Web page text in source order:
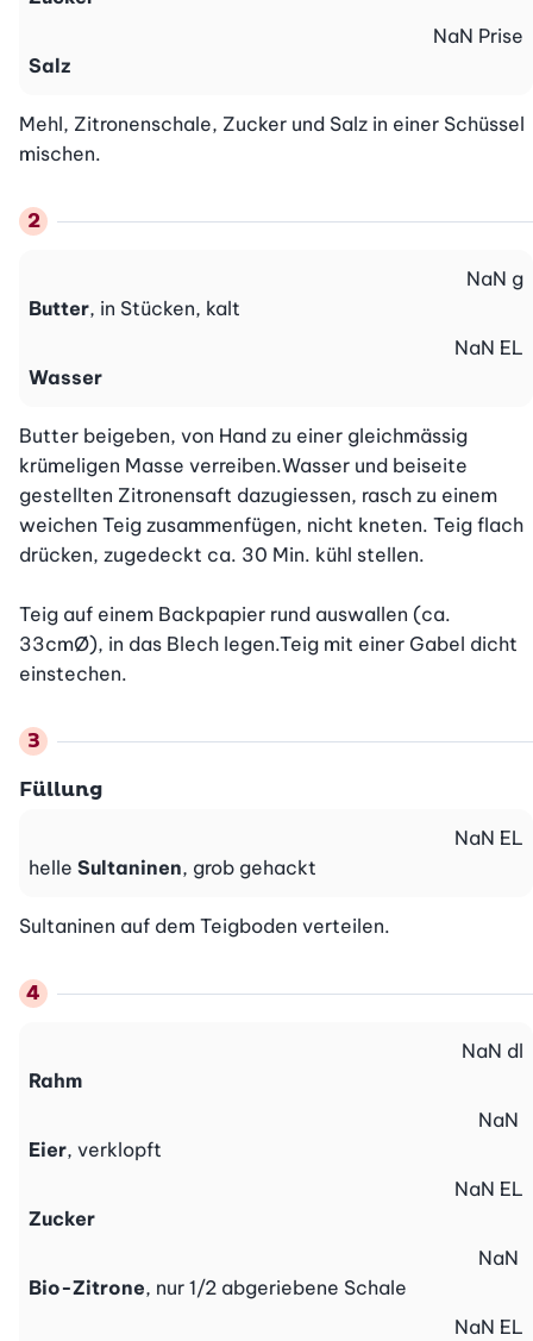
Salz
NaN Prise
Mehl, Zitronenschale, Zucker und Salz in einer Schüssel
mischen.
Butter, in Stücken, kalt
NaN g
Wasser
NaN EL
Butter beigeben, von Hand zu einer gleichmässig
krümeligen Masse verreiben.Wasser und beiseite
gestellten Zitronensaft dazugiessen, rasch zu einem
weichen Teig zusammenfügen, nicht kneten. Teig flach
drücken, zugedeckt ca. 30 Min. kühl stellen.
Teig auf einem Backpapier rund auswallen (ca.
33cmØ), in das Blech legen.Teig mit einer Gabel dicht
einstechen.
Füllung
helle Sultaninen, grob gehackt
NaN EL
Sultaninen auf dem Teigboden verteilen.
Rahm
NaN dl
Eier, verklopft
NaN
Zucker
NaN EL
Bio-Zitrone, nur 1/2 abgeriebene Schale
NaN
NaN EL